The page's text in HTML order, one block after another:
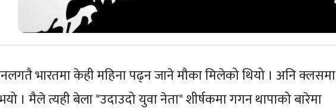
भारतमा केही महिना पढ्न जाने मौका मिलेको थियो । अनि क्लसमा
। मैले त्यही बेला "उदाउदो युवा नेता" शीर्षकमा गगन थापाको बारेमा